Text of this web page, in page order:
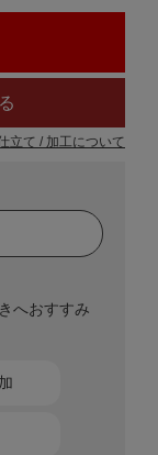
立て / 加工について
へおすすみ